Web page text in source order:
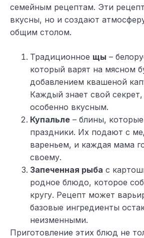
семейным рецептам. Эти
вкусны, но и создают
общим столом.
Традиционное щы –
который варят на мясном
добавлением квашеной
Каждый знает свой секрет,
особенно вкусным.
Купальле – блины, которые
праздники. Их подают с
вареньем, и каждая мама
своему.
Запеченная рыба с
родное блюдо, которое
кругу. Рецепт может
базовые ингредиенты
неизменными.
Приготовление этих блюд не